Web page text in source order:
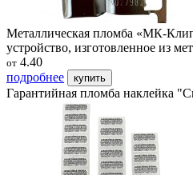
Металлическая пломба «МК-
устройство, изготовленное из
от 4.40
подробнее
купить
Гарантийная пломба наклейка